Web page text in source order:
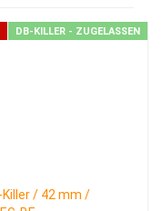
DB-KILLER - ZUGELASSEN